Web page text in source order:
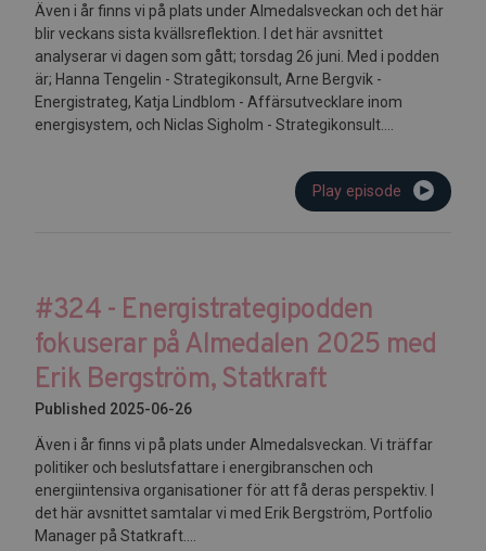
Även i år finns vi på plats under Almedalsveckan och det här
blir veckans sista kvällsreflektion. I det här avsnittet
analyserar vi dagen som gått; torsdag 26 juni. Med i podden
är; Hanna Tengelin - Strategikonsult, Arne Bergvik -
Energistrateg, Katja Lindblom - Affärsutvecklare inom
energisystem, och Niclas Sigholm - Strategikonsult....
Play episode
#324 - Energistrategipodden
fokuserar på Almedalen 2025 med
Erik Bergström, Statkraft
Published 2025-06-26
Även i år finns vi på plats under Almedalsveckan. Vi träffar
politiker och beslutsfattare i energibranschen och
energiintensiva organisationer för att få deras perspektiv. I
det här avsnittet samtalar vi med Erik Bergström, Portfolio
Manager på Statkraft....